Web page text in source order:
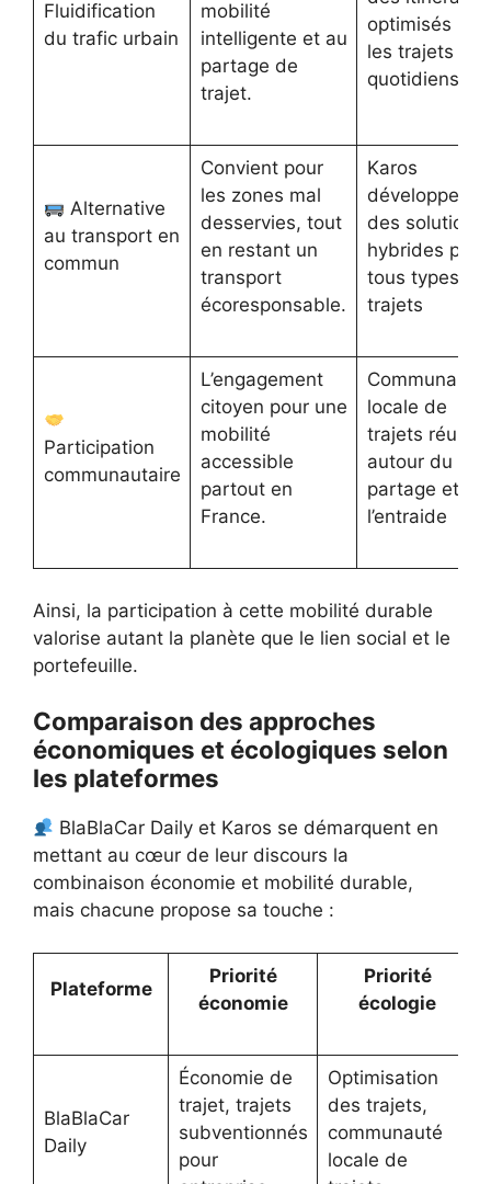
Fluidification
du trafic urbain
mobilité
intelligente et au
partage de
trajet.
optimisés
les trajets
quotidiens
Alternative
au transport en
commun
Convient pour
les zones mal
desservies, tout
en restant un
transport
écoresponsable.
Karos
développe
des solutions
hybrides pour
tous types de
trajets
Participation
communautaire
L’engagement
citoyen pour une
mobilité
accessible
partout en
France.
Communauté
locale de
trajets réunie
autour du
partage et de
l’entraide
Ainsi, la participation à cette mobilité durable
valorise autant la planète que le lien social et le
portefeuille.
Comparaison des approches
économiques et écologiques selon
les plateformes
BlaBlaCar Daily et Karos se démarquent en
mettant au cœur de leur discours la
combinaison économie et mobilité durable,
mais chacune propose sa touche :
Plateforme
Priorité
économie
Priorité
écologie
BlaBlaCar
Daily
Économie de
trajet, trajets
subventionnés
pour
Optimisation
des trajets,
communauté
locale de